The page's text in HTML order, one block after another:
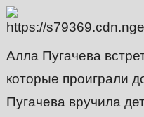
Алла Пугачева
которые проиграли
Пугачева вручила